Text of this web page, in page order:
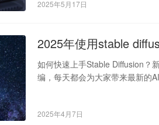
2025年5月17日
2025年使用stable
如何快速上手Stable Diffusion？
编，每天都会为大家带来最新的
2025年4月7日